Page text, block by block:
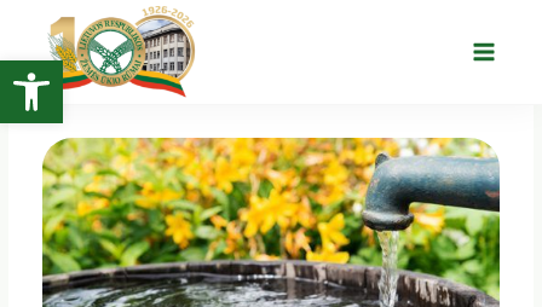
Open toolbar
turinio
Main